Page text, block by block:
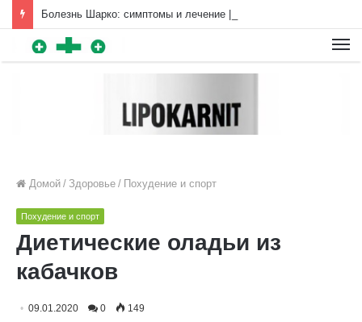
Болезнь Шарко: симптомы и лечение | Diet4Health.ru
Домой / Здоровье / Похудение и спорт
Похудение и спорт
Диетические оладьи из
кабачков
09.01.2020 0 149
Для любых предложений по